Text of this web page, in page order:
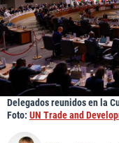
Delegados reunidos en la
Foto: UN Trade and